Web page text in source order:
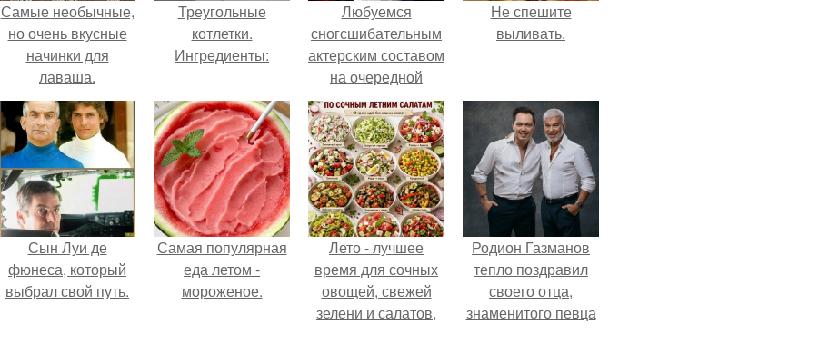
Самые необычные,
но очень вкусные
начинки для
лаваша.
Треугольные
котлетки.
Ингредиенты:
Любуемся
сногсшибательным
актерским составом
на очередной
премьере нового
человека - паука.
Не спешите
выливать.
Сын Луи де
фюнеса, который
выбрал свой путь.
Самая популярная
еда летом -
мороженое.
Лето - лучшее
время для сочных
овощей, свежей
зелени и салатов,
Родион Газманов
тепло поздравил
своего отца,
знаменитого певца